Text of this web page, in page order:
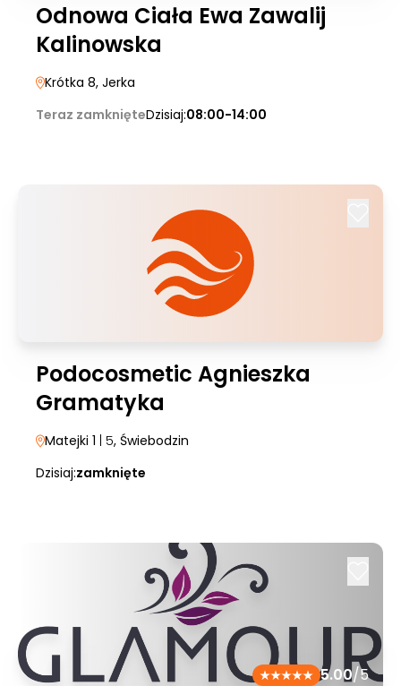
Odnowa Ciała Ewa Zawalij
Kalinowska
Krótka 8, Jerka
Teraz zamknięteDzisiaj:08:00-14:00
Podocosmetic Agnieszka
Gramatyka
Matejki 1 | 5, Świebodzin
Dzisiaj:zamknięte
5.00/5